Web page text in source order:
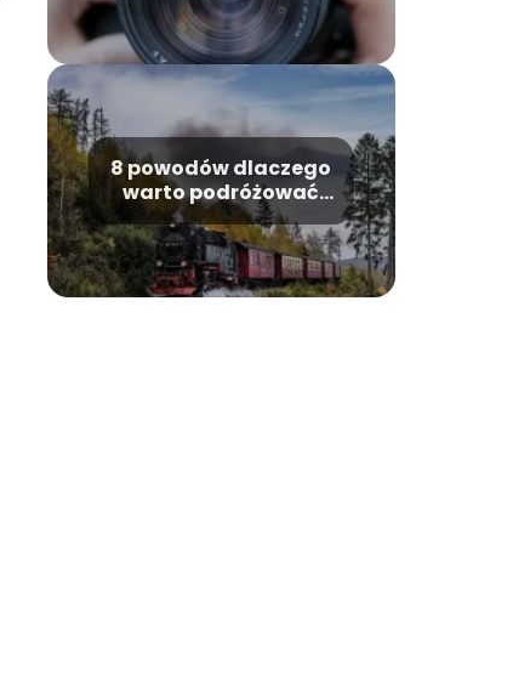
8 powodów dlaczego
warto podróżować
koleją – zalety